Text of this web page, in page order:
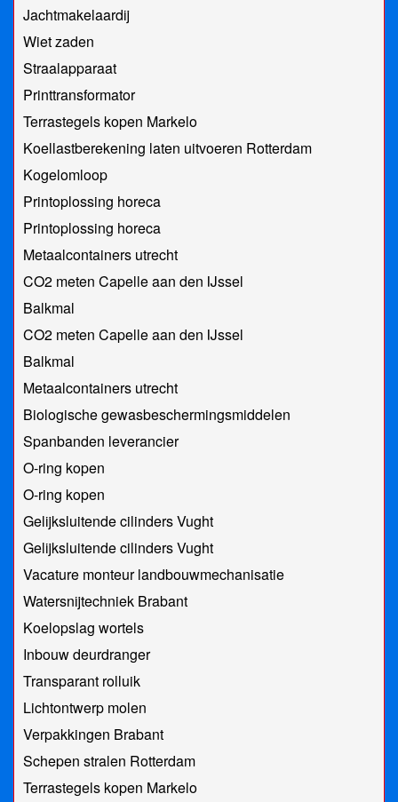
Jachtmakelaardij
Wiet zaden
Straalapparaat
Printtransformator
Terrastegels kopen Markelo
Koellastberekening laten uitvoeren Rotterdam
Kogelomloop
Printoplossing horeca
Printoplossing horeca
Metaalcontainers utrecht
CO2 meten Capelle aan den IJssel
Balkmal
CO2 meten Capelle aan den IJssel
Balkmal
Metaalcontainers utrecht
Biologische gewasbeschermingsmiddelen
Spanbanden leverancier
O-ring kopen
O-ring kopen
Gelijksluitende cilinders Vught
Gelijksluitende cilinders Vught
Vacature monteur landbouwmechanisatie
Watersnijtechniek Brabant
Koelopslag wortels
Inbouw deurdranger
Transparant rolluik
Lichtontwerp molen
Verpakkingen Brabant
Schepen stralen Rotterdam
Terrastegels kopen Markelo